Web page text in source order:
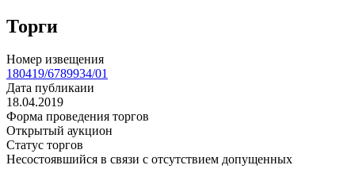
Торги
Номер извещения
180419/6789934/01
Дата публикаии
18.04.2019
Форма проведения торгов
Открытый аукцион
Статус торгов
Несостоявшийся в связи с отсутствием допущенных